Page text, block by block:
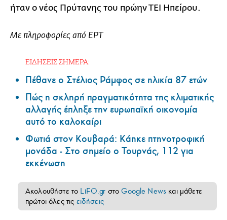
ήταν ο νέος Πρύτανης του πρώην ΤΕΙ Ηπείρου.
Με πληροφορίες από ΕΡΤ
ΕΙΔΗΣΕΙΣ ΣΗΜΕΡΑ:
Πέθανε ο Στέλιος Ράμφος σε ηλικία 87 ετών
Πώς η σκληρή πραγματικότητα της κλιματικής
αλλαγής έπληξε την ευρωπαϊκή οικονομία
αυτό το καλοκαίρι
Φωτιά στον Κουβαρά: Κάηκε πτηνοτροφική
μονάδα - Στο σημείο ο Τουρνάς, 112 για
εκκένωση
Ακολουθήστε το LiFO.gr στοGoogle News και μάθετε
πρώτοι όλες τις ειδήσεις